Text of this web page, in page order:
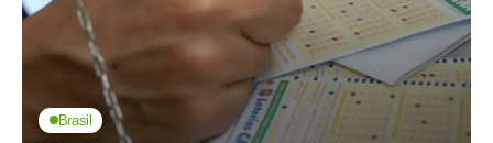
Brasil